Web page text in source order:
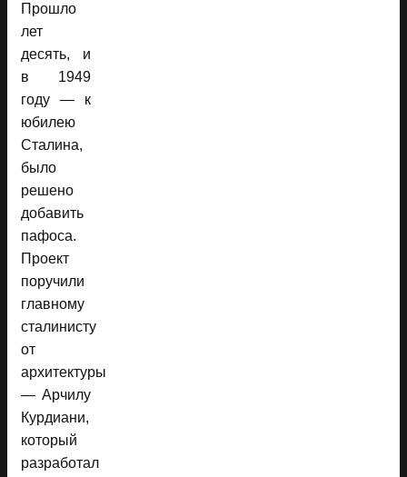
Прошло
лет
десять, и
в 1949
году — к
юбилею
Сталина,
было
решено
добавить
пафоса.
Проект
поручили
главному
сталинисту
от
архитектуры
— Арчилу
Курдиани,
который
разработал